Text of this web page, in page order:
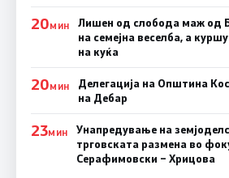
20МИН
Лишен од слобода маж од
на семејна веселба, а
на куќа
20МИН
Делегација на Општина
на Дебар
23МИН
Унапредување на
трговската размена во
Серафимовски – Хрицова